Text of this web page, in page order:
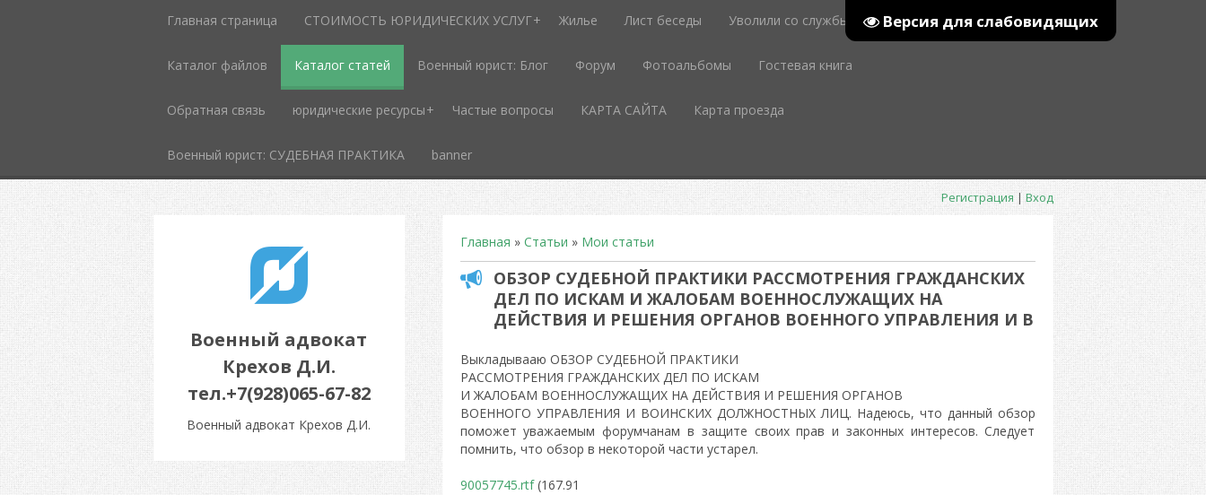
Версия для слабовидящих
Главная страница СТОИМОСТЬ ЮРИДИЧЕСКИХ УСЛУГ Жилье Лист беседы Уволили со службы
Каталог файлов Каталог статей Военный юрист: Блог Форум Фотоальбомы Гостевая книга
Обратная связь юридические ресурсы Частые вопросы КАРТА САЙТА Карта проезда
Военный юрист: СУДЕБНАЯ ПРАКТИКА banner
Регистрация|Вход
Военный адвокат
Крехов Д.И.
тел.+7(928)065-67-82
Военный адвокат Крехов Д.И.
Главная » Статьи » Мои статьи
ОБЗОР СУДЕБНОЙ ПРАКТИКИ РАССМОТРЕНИЯ ГРАЖДАНСКИХ
ДЕЛ ПО ИСКАМ И ЖАЛОБАМ ВОЕННОСЛУЖАЩИХ НА
ДЕЙСТВИЯ И РЕШЕНИЯ ОРГАНОВ ВОЕННОГО УПРАВЛЕНИЯ И В
Выкладывааю ОБЗОР СУДЕБНОЙ ПРАКТИКИ
РАССМОТРЕНИЯ ГРАЖДАНСКИХ ДЕЛ ПО ИСКАМ
И ЖАЛОБАМ ВОЕННОСЛУЖАЩИХ НА ДЕЙСТВИЯ И РЕШЕНИЯ ОРГАНОВ
ВОЕННОГО УПРАВЛЕНИЯ И ВОИНСКИХ ДОЛЖНОСТНЫХ ЛИЦ. Надеюсь, что данный обзор
поможет уважаемым форумчанам в защите своих прав и законных интересов. Следует
помнить, что обзор в некоторой части устарел.
90057745.rtf(167.91